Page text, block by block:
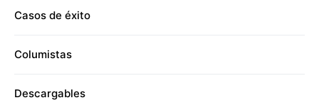
Casos de éxito
Columistas
Descargables